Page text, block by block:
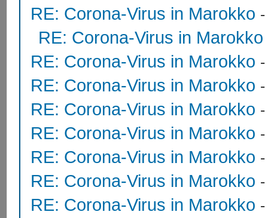
RE: Corona-Virus in Marokko
RE: Corona-Virus in Marokko
RE: Corona-Virus in Marokko
RE: Corona-Virus in Marokko
RE: Corona-Virus in Marokko
RE: Corona-Virus in Marokko
RE: Corona-Virus in Marokko
RE: Corona-Virus in Marokko
RE: Corona-Virus in Marokko